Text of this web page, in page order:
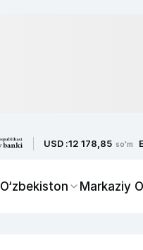
USD :12 178,85 so'm
O‘zbekiston Markaziy